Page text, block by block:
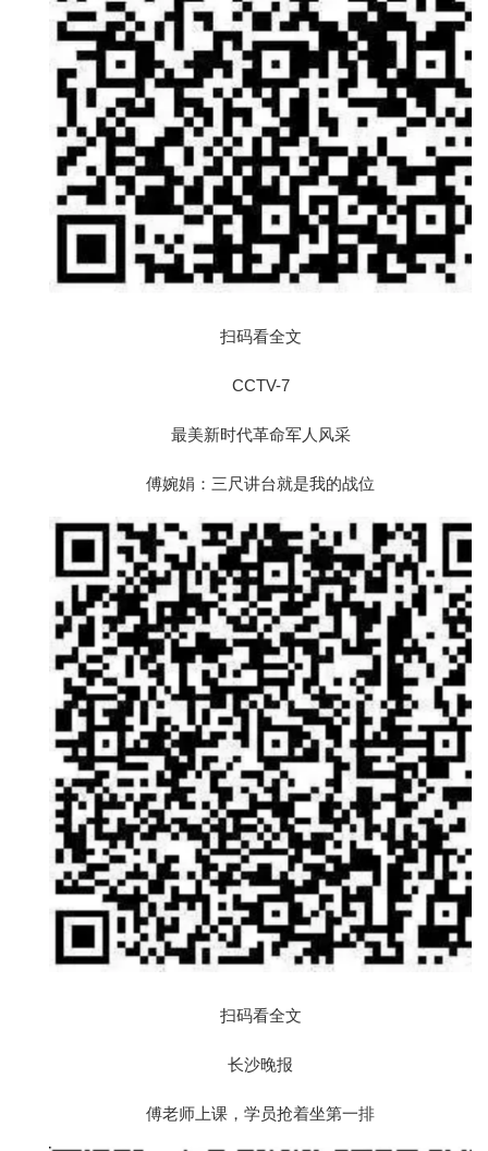
扫码看全文
CCTV-7
最美新时代革命军人风采
傅婉娟：三尺讲台就是我的战位
扫码看全文
长沙晚报
傅老师上课，学员抢着坐第一排